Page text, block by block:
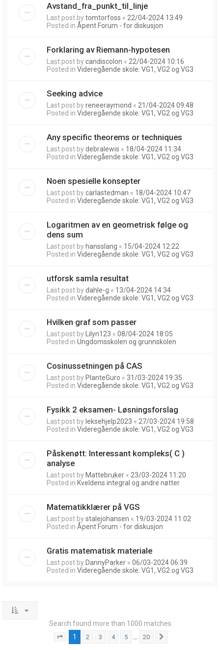
Avstand_fra_punkt_til_linje
Last post bytomtorfoss « 22/04-2024 13:49
Posted in Åpent Forum - for diskusjon
Forklaring av Riemann-hypotesen
Last post bycandiscolon « 22/04-2024 10:16
Posted in Videregående skole: VG1, VG2 og VG3
Seeking advice
Last post byreneeraymond « 21/04-2024 09:48
Posted in Videregående skole: VG1, VG2 og VG3
Any specific theorems or techniques
Last post bydebralewis « 18/04-2024 11:34
Posted in Videregående skole: VG1, VG2 og VG3
Noen spesielle konsepter
Last post bycarlastedman « 18/04-2024 10:47
Posted in Videregående skole: VG1, VG2 og VG3
Logaritmen av en geometrisk følge og
dens sum
Last post by hansslang « 15/04-2024 12:22
Posted in Videregående skole: VG1, VG2 og VG3
utforsk samla resultat
Last post bydahle-g « 13/04-2024 14:34
Posted in Videregående skole: VG1, VG2 og VG3
Hvilken graf som passer
Last post by Lilyn123 « 08/04-2024 18:05
Posted in Ungdomsskolen og grunnskolen
Cosinussetningen på CAS
Last post by PlanteGuro « 31/03-2024 19:35
Posted in Videregående skole: VG1, VG2 og VG3
Fysikk 2 eksamen- Løsningsforslag
Last post by leksehjelp2023 « 27/03-2024 19:58
Posted in Videregående skole: VG1, VG2 og VG3
Påskenøtt: Interessant kompleks( C )
analyse
Last post by Mattebruker « 23/03-2024 11:20
Posted in Kveldens integral og andre nøtter
Matematikklærer på VGS
Last post bystalejohansen « 19/03-2024 11:02
Posted in Åpent Forum - for diskusjon
Gratis matematisk materiale
Last post by DannyParker « 06/03-2024 06:39
Posted in Videregående skole: VG1, VG2 og VG3
Search found more than 1000 matches
Page of 20
1 2 3 4 5 20